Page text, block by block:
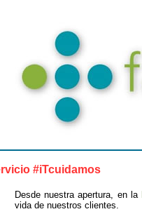
#iTcuidamos
Desde nuestra apertura, en la
vida de nuestros clientes.